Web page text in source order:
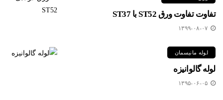
تفاوت تفاوت ورق ST52 با ST37
۱۳۹۹-۰۸-۰۷
لوله مانیسمان
لوله گالوانیزه
۱۳۹۵-۰۶-۰۵